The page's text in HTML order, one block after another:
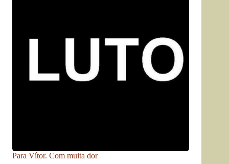
Para Vítor. Com muita dor